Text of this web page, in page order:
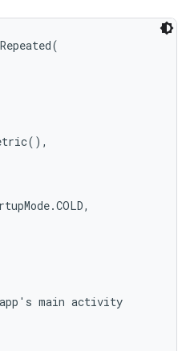
main activity